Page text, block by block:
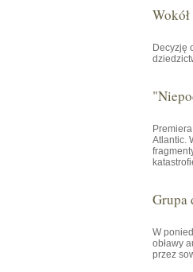
Decyzję
Atlantic.
Grupa
W
obławy
przez